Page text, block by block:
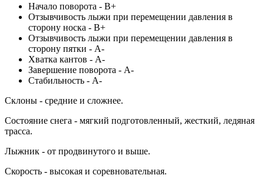
Начало поворота - В+
Отзывчивость лыжи при перемещении давления в
сторону носка - В+
Отзывчивость лыжи при перемещении давления в
сторону пятки - А-
Хватка кантов - А-
Завершение поворота - А-
Стабильность - А-
Склоны - средние и сложнее.
Состояние снега - мягкий подготовленный, жесткий, ледяная
трасса.
Лыжник - от продвинутого и выше.
Скорость - высокая и соревновательная.